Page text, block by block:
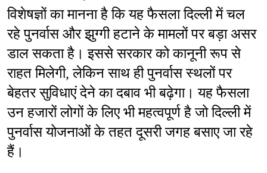
विशेषज्ञों का मानना है कि यह फैसला दिल्ली में चल
रहे पुनर्वास और झुग्गी हटाने के मामलों पर बड़ा असर
डाल सकता है। इससे सरकार को कानूनी रूप से
राहत मिलेगी, लेकिन साथ ही पुनर्वास स्थलों पर
बेहतर सुविधाएं देने का दबाव भी बढ़ेगा। यह फैसला
उन हजारों लोगों के लिए भी महत्वपूर्ण है जो दिल्ली में
पुनर्वास योजनाओं के तहत दूसरी जगह बसाए जा रहे
हैं।